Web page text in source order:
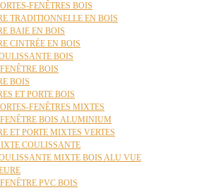
FENÊTRES BOIS
TRADITIONNELLE EN BOIS
BAIE EN BOIS
CINTRÉE EN BOIS
BOIS
BOIS
BOIS
ET PORTE BOIS
FENÊTRES MIXTES
FENÊTRE BOIS ALUMINIUM
ET PORTE MIXTES VERTES
COULISSANTE
MIXTE BOIS ALU VUE
PVC BOIS